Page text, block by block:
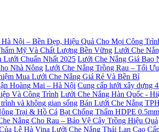
Lưới Che
Lưới Che Nắng Giá Bao
Lưới Che Nắng Trồng Rau – Tối
Mua Lưới Che Nắng Giá Rẻ Và Bền Bỉ
Cung cấp lưới xây dựng
Lưới Che Nắng Hàn Quốc -
Bán Lưới Che Nắng
Bạt Chống Thấm HDPE
Nắng Cho Rau – Bảo Vệ Cây Trồng Hiệu Quả
Lưới Che Nắng Thái Lan Cao